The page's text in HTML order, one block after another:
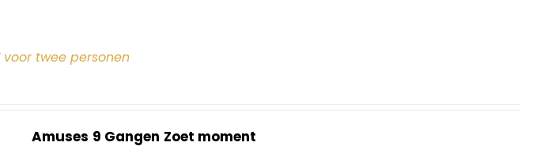
voor twee personen
Amuses 9 Gangen Zoet moment